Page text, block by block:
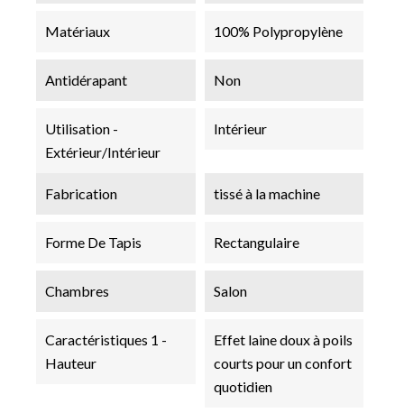
Matériaux 100% Polypropylène
Antidérapant Non
Utilisation -
Extérieur/Intérieur
Intérieur
Fabrication tissé à la machine
Forme De Tapis Rectangulaire
Chambres Salon
Caractéristiques 1 -
Hauteur
Effet laine doux à poils
courts pour un confort
quotidien